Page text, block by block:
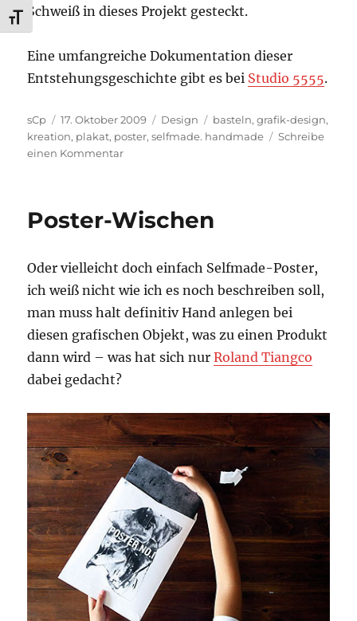
SCHRIFT VERGRÖSSERN
Schweiß in dieses Projekt gesteckt.
Eine umfangreiche Dokumentation dieser
Entstehungsgeschichte gibt es bei Studio 5555.
Autor
sCp
Veröffentlicht
am
17. Oktober 2009 Kategorien
Design Schlagwörter
basteln,grafik-design,
kreation, plakat, poster,selfmade. handmade
Schreibe
einen Kommentarzu
St.
Poster-Wischen
Oder vielleicht doch einfach Selfmade-Poster,
ich weiß nicht wie ich es noch beschreiben soll,
man muss halt definitiv Hand anlegen bei
diesen grafischen Objekt, was zu einen Produkt
dann wird – was hat sich nurRoland Tiangco
dabei gedacht?